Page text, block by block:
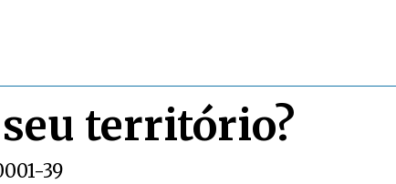
território?
39